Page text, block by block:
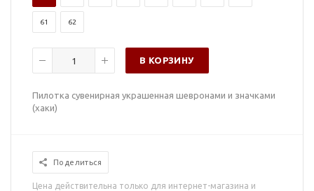
61 62
В КОРЗИНУ
Пилотка сувенирная украшенная шевронами и значками
(хаки)
Поделиться
Цена действительна только для интернет-магазина и